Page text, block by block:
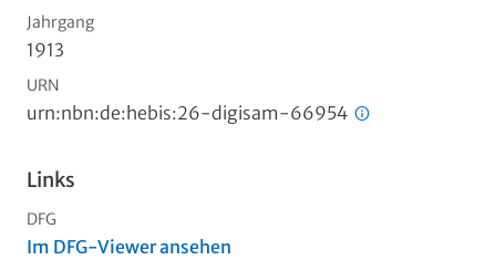
Jahrgang
1913
URN
urn:nbn:de:hebis:26-digisam-66954
Links
DFG
Im DFG-Viewer ansehen